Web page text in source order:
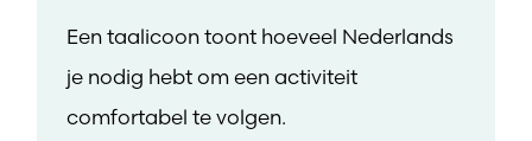
Een taalicoon toont hoeveel Nederlands
je nodig hebt om een activiteit
comfortabel te volgen.